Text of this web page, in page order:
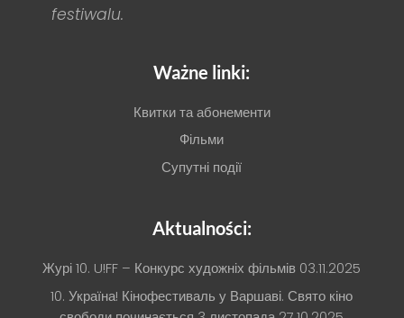
festiwalu.
Ważne linki:
Квитки та абонементи
Фільми
Супутні події
Aktualności:
Журі 10. U!FF – Конкурс художніх фільмів 03.11.2025
10. Україна! Кінофестиваль у Варшаві. Свято кіно